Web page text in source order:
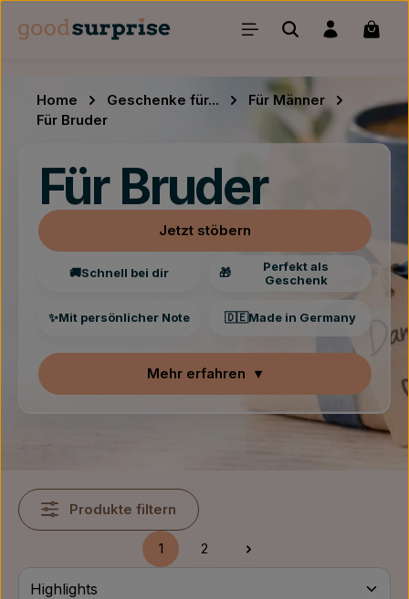
Zum Hauptinhalt springen
Home Geschenke für...
Für Männer
Für Bruder
Für Bruder
Jetzt stöbern
🚚Schnell bei dir 🎁
Perfekt als
Geschenk
✨Mit persönlicher Note 🇩🇪Made in Germany
Mehr erfahren ▾
Produkte filtern
Seite
1
Seite
2